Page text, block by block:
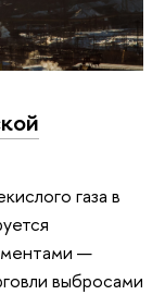
газа в
—
выбросами